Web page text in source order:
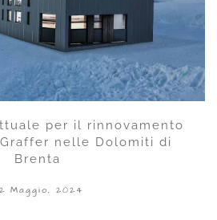
per il rinnovamento
nelle Dolomiti di
Brenta
Maggio, 2024